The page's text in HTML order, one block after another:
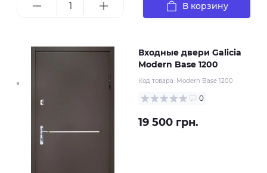
В корзину
Входные двери Galicia
Modern Base 1200
Код товара: Modern Base 1200
0
19 500 грн.